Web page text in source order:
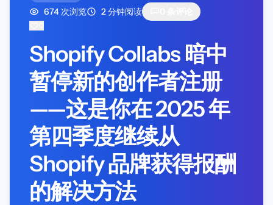
674 次浏览
2 分钟阅读
Shopify Collabs 暗中
暂停新的创作者注册
——这是你在 2025 年
第四季度继续从
Shopify 品牌获得报酬
的解决方法